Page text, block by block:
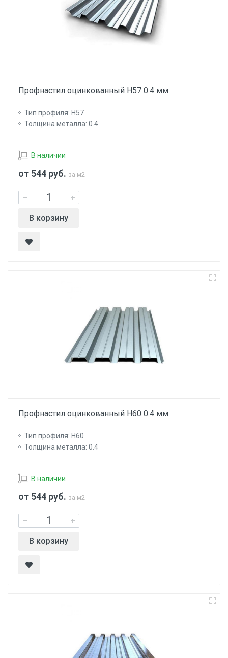
Профнастил оцинкованный Н57 0.4 мм
Тип профиля: Н57
Толщина металла: 0.4
В наличии
от 544 руб. за м2
В корзину
Профнастил оцинкованный Н60 0.4 мм
Тип профиля: Н60
Толщина металла: 0.4
В наличии
от 544 руб. за м2
В корзину